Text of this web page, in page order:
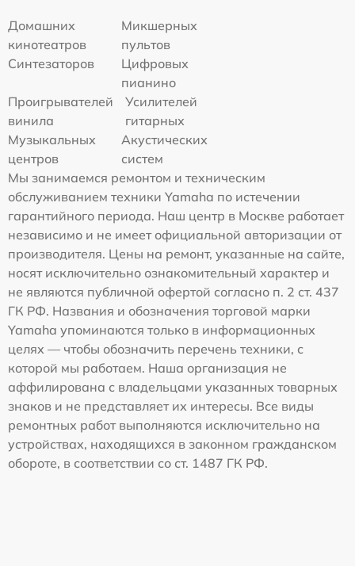
Домашних
кинотеатров
Микшерных
пультов
Синтезаторов
Цифровых
пианино
Проигрывателей
винила
Усилителей
гитарных
Музыкальных
центров
Акустических
систем
Мы занимаемся ремонтом и техническим
обслуживанием техники Yamaha по истечении
гарантийного периода. Наш центр в Москве работает
независимо и не имеет официальной авторизации от
производителя. Цены на ремонт, указанные на сайте,
носят исключительно ознакомительный характер и
не являются публичной офертой согласно п. 2 ст. 437
ГК РФ. Названия и обозначения торговой марки
Yamaha упоминаются только в информационных
целях — чтобы обозначить перечень техники, с
которой мы работаем. Наша организация не
аффилирована с владельцами указанных товарных
знаков и не представляет их интересы. Все виды
ремонтных работ выполняются исключительно на
устройствах, находящихся в законном гражданском
обороте, в соответствии со ст. 1487 ГК РФ.